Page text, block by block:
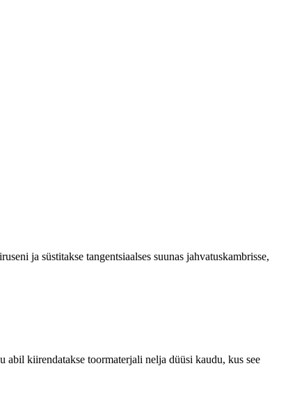
ja süstitakse tangentsiaalses suunas jahvatuskambrisse,
kiirendatakse toormaterjali nelja düüsi kaudu, kus see